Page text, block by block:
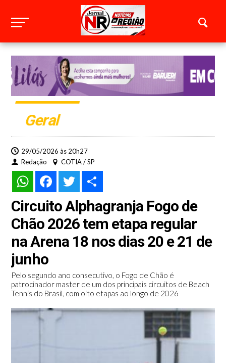
Geral
29/05/2026 às 20h27
Redação
COTIA / SP
WhatsAppFacebookTwitter
Circuito Alphagranja Fogo de
Chão 2026 tem etapa regular
na Arena 18 nos dias 20 e 21 de
junho
Pelo segundo ano consecutivo, o Fogo de Chão é
patrocinador master de um dos principais circuitos de Beach
Tennis do Brasil, com oito etapas ao longo de 2026